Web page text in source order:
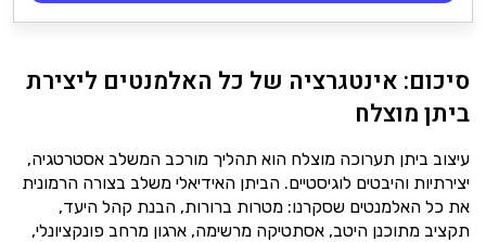
סיכום: אינטגרציה של כל האלמנטים ליצירת
ביתן מוצלח
עיצוב ביתן תערוכה מוצלח הוא תהליך מורכב המשלב אסטרטגיה,
יצירתיות והיבטים לוגיסטיים. הביתן האידיאלי משלב בצורה הרמונית
את כל האלמנטים שסקרנו: מטרות ברורות, הבנת קהל היעד,
תקציב מתוכנן היטב, אסתטיקה מרשימה, ארגון מרחב פונקציונלי,